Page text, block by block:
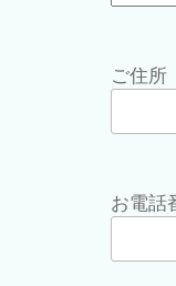
ご住所
お電話